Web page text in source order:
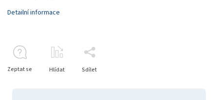
Detailní informace
Zeptat se Hlídat Sdílet